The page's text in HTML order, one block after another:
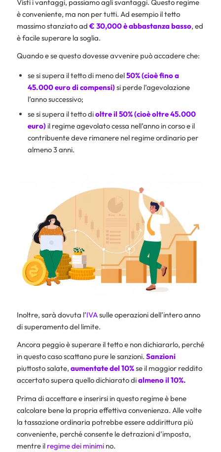
Visti i vantaggi, passiamo agli svantaggi. Questo regime
è conveniente, ma non per tutti. Ad esempio il tetto
massimo stanziato ad € 30,000 è abbastanza basso, ed
è facile superare la soglia.
Quando e se questo dovesse avvenire può accadere che:
se si supera il tetto di meno del50% (cioè fino a
45.000 euro di compensi)si perde l’agevolazione
l’anno successivo;
se si supera il tetto dioltre il 50% (cioè oltre 45.000
euro)il regime agevolato cessa nell’anno in corso e il
contribuente deve rimanere nel regime ordinario per
almeno 3 anni.
Inoltre, sarà dovuta l’IVAsulle operazioni dell’intero anno
di superamento del limite.
Ancora peggio è superare il tetto e non dichiararlo, perché
in questo caso scattano pure le sanzioni. Sanzioni
piuttosto salate, aumentate del 10%se il maggior reddito
accertato supera quello dichiarato dialmeno il 10%.
Prima di accettare e inserirsi in questo regime è bene
calcolare bene la propria effettiva convenienza. Alle volte
la tassazione ordinaria potrebbe essere addirittura più
conveniente, perché consente le detrazioni d’imposta,
mentre il regime dei minimino.